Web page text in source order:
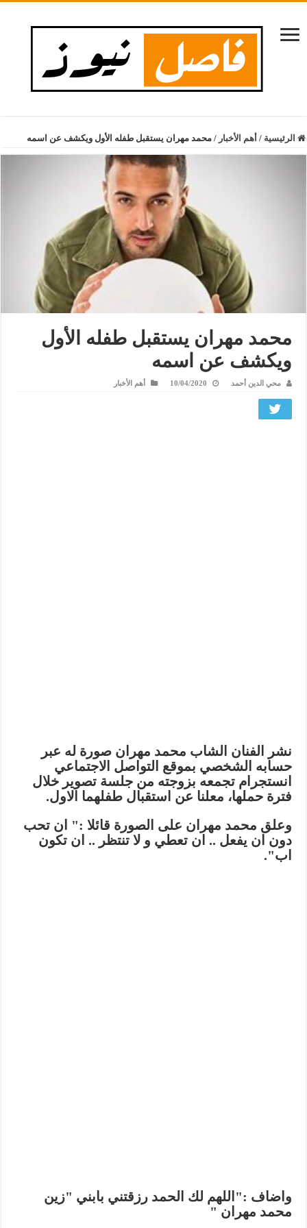
الرئيسية / أهم الأخبار / محمد مهران يستقبل طفله الأول ويكشف عن اسمه
محمد مهران يستقبل طفله الأول
ويكشف عن اسمه
محي الدين أحمد 10/04/2020 أهم الأخبار
نشر الفنان الشاب محمد مهران صورة له عبر
حسابه الشخصي بموقع التواصل الاجتماعي
انستجرام تجمعه بزوجته من جلسة تصوير خلال
فترة حملها، معلنا عن استقبال طفلهما الاول.
وعلق محمد مهران على الصورة قائلا :" ان تحب
دون ان يفعل .. ان تعطي و لا تنتظر .. ان تكون
اب".
واضاف :"اللهم لك الحمد رزقتني بابني "زين
محمد مهران "